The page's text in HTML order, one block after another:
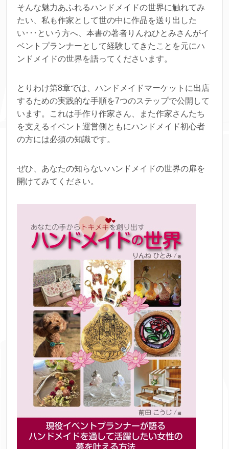
そんな魅力あふれるハンドメイドの世界に触れてみ
たい、私も作家として世の中に作品を送り出した
い･･･という方へ、本書の著者りんねひとみさんがイ
ベントプランナーとして経験してきたことを元にハ
ンドメイドの世界を語ってくださいます。
とりわけ第8章では、ハンドメイドマーケットに出店
するための実践的な手順を7つのステップで公開して
います。これは手作り作家さん、また作家さんたち
を支えるイベント運営側ともにハンドメイド初心者
の方には必須の知識です。
ぜひ、あなたの知らないハンドメイドの世界の扉を
開けてみてください。